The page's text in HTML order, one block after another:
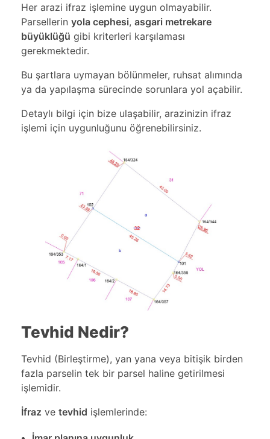
Her arazi ifraz işlemine uygun olmayabilir.
Parsellerin yola cephesi, asgari metrekare
büyüklüğü gibi kriterleri karşılaması
gerekmektedir.
Bu şartlara uymayan bölünmeler, ruhsat alımında
ya da yapılaşma sürecinde sorunlara yol açabilir.
Detaylı bilgi için bize ulaşabilir, arazinizin ifraz
işlemi için uygunluğunu öğrenebilirsiniz.
Tevhid Nedir?
Tevhid (Birleştirme), yan yana veya bitişik birden
fazla parselin tek bir parsel haline getirilmesi
işlemidir.
İfraz ve tevhid işlemlerinde: